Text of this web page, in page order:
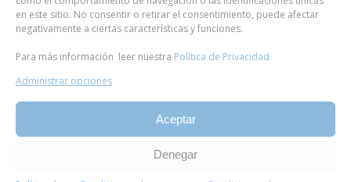
en este sitio. No consentir o retirar el consentimiento, puede afectar
negativamente a ciertas características y funciones.
Para más información leer nuestra Política de Privacidad
Administrar opciones
Aceptar
Denegar
BUSCA TU ENTRADA FAVORITIVA
reservados